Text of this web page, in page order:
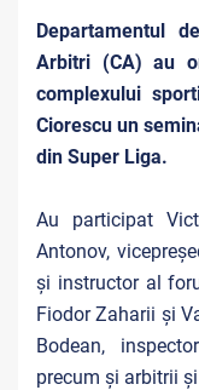
Departamentul
Arbitri (CA) au
complexului
Ciorescu un
din Super Liga.
Au participat
Antonov,
și instructor al
Fiodor Zaharii și
Bodean,
precum și arbitrii